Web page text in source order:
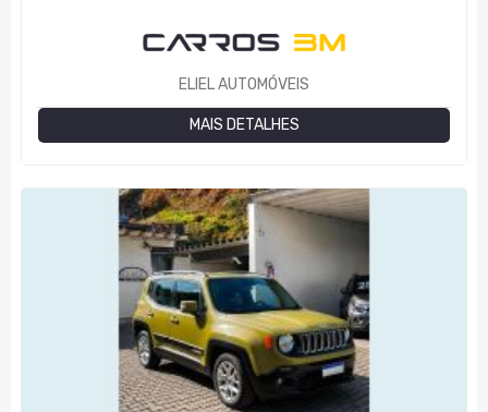
ELIEL AUTOMÓVEIS
MAIS DETALHES